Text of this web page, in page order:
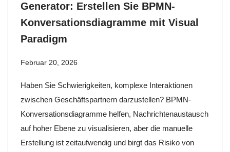
Generator: Erstellen Sie BPMN-
Konversationsdiagramme mit Visual
Paradigm
Februar 20, 2026
Haben Sie Schwierigkeiten, komplexe Interaktionen
zwischen Geschäftspartnern darzustellen? BPMN-
Konversationsdiagramme helfen, Nachrichtenaustausch
auf hoher Ebene zu visualisieren, aber die manuelle
Erstellung ist zeitaufwendig und birgt das Risiko von